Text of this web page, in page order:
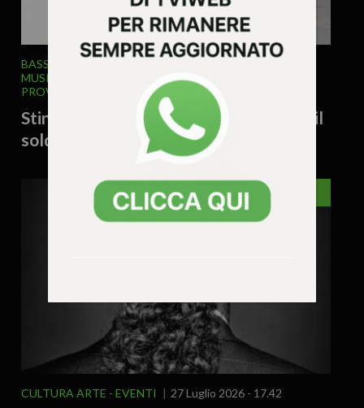
BASSANO
MUSICA & SPETTACOLO
VENETO
PROVINCIA
28 Luglio 2026 - 10.14
Sting arriva a Bassano: concerto verso il
sold out, attese oltre 8.000 persone
VICENZA
CULTURA ARTE EVENTI 27 Luglio 2026 - 17.42